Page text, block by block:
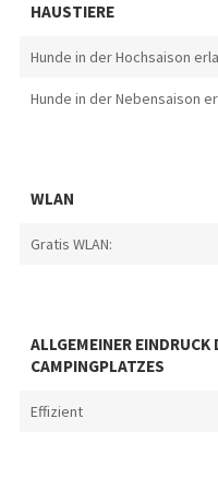
HAUSTIERE
Hunde in der Hochsaison
Hunde in der Nebensaison
WLAN
Gratis WLAN:
ALLGEMEINER EINDRUCK
CAMPINGPLATZES
Effizient